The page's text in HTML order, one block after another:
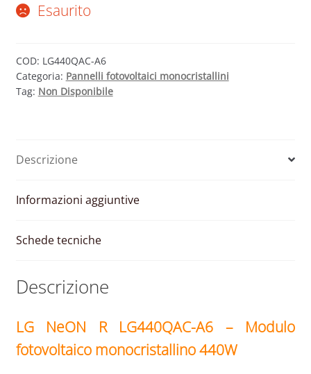
Esaurito
COD: LG440QAC-A6
Categoria: Pannelli fotovoltaici monocristallini
Tag: Non Disponibile
Descrizione
Informazioni aggiuntive
Schede tecniche
Descrizione
LG NeON R LG440QAC-A6 – Modulo
fotovoltaico monocristallino 440W